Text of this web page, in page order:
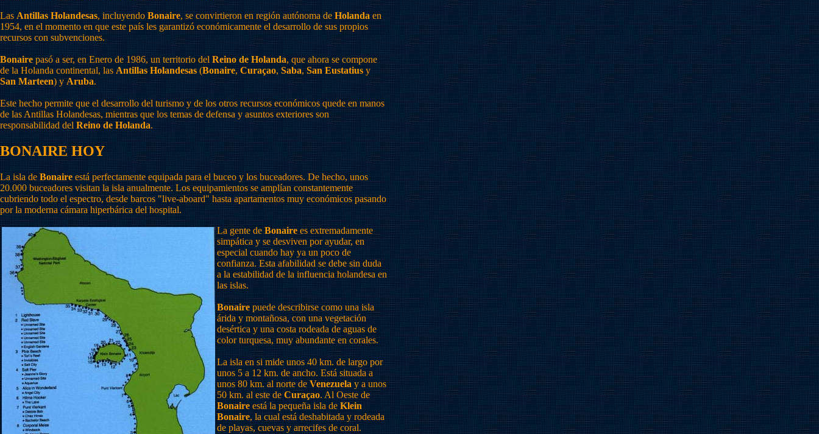
Las Antillas Holandesas, incluyendo Bonaire, se convirtieron en región autónoma deHolanda en
1954, en el momento en que este país les garantizó económicamente el desarrollo de sus propios
recursos con subvenciones.
Bonaire pasó a ser, en Enero de 1986, un territorio delReino de Holanda, que ahora se compone
de la Holanda continental, las Antillas Holandesas (Bonaire,Curaçao, Saba,San Eustatius y
San Marteen) yAruba.
Este hecho permite que el desarrollo del turismo y de los otros recursos económicos quede en manos
de las Antillas Holandesas, mientras que los temas de defensa y asuntos exteriores son
responsabilidad delReino de Holanda.
BONAIRE HOY
La isla deBonaire está perfectamente equipada para el buceo y los buceadores. De hecho, unos
20.000 buceadores visitan la isla anualmente. Los equipamientos se amplían constantemente
cubriendo todo el espectro, desde barcos "live-aboard" hasta apartamentos muy económicos pasando
por la moderna cámara hiperbárica del hospital.
La gente deBonairees extremadamente
simpática y se desviven por ayudar, en
especial cuando hay ya un poco de
confianza. Esta afabilidad se debe sin duda
a la estabilidad de la influencia holandesa en
las islas.
Bonaire puede describirse como una isla
árida y montañosa, con una vegetación
desértica y una costa rodeada de aguas de
color turquesa, muy abundante en corales.
La isla en si mide unos 40 km. de largo por
unos 5 a 12 km. de ancho. Está situada a
unos 80 km. al norte deVenezuela y a unos
50 km. al este deCuraçao. Al Oeste de
Bonaire está la pequeña isla deKlein
Bonaire, la cual está deshabitada y rodeada
de playas, cuevas y arrecifes de coral.